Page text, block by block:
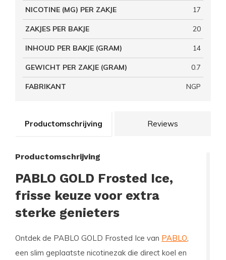
Productomschrijving Reviews
Productomschrijving
PABLO GOLD Frosted Ice,
frisse keuze voor extra
sterke genieters
Ontdek de PABLO GOLD Frosted Ice van PABLO,
een slim geplaatste nicotinezak die direct koel en
NICOTINE (MG) PER ZAKJE 17
ZAKJES PER BAKJE 20
INHOUD PER BAKJE (GRAM) 14
GEWICHT PER ZAKJE (GRAM) 0.7
FABRIKANT NGP